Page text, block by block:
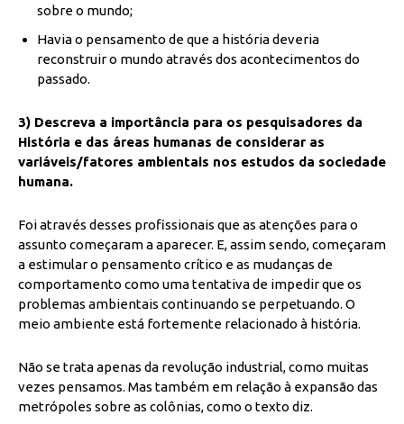
sobre o mundo;
Havia o pensamento de que a história deveria
reconstruir o mundo através dos acontecimentos do
passado.
3) Descreva a importância para os pesquisadores da
História e das áreas humanas de considerar as
variáveis/fatores ambientais nos estudos da sociedade
humana.
Foi através desses profissionais que as atenções para o
assunto começaram a aparecer. E, assim sendo, começaram
a estimular o pensamento crítico e as mudanças de
comportamento como uma tentativa de impedir que os
problemas ambientais continuando se perpetuando. O
meio ambiente está fortemente relacionado à história.
Não se trata apenas da revolução industrial, como muitas
vezes pensamos. Mas também em relação à expansão das
metrópoles sobre as colônias, como o texto diz.